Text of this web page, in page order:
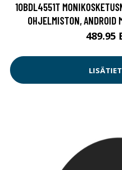
10BDL4551T
OHJELMISTON, ANDROID
489.95